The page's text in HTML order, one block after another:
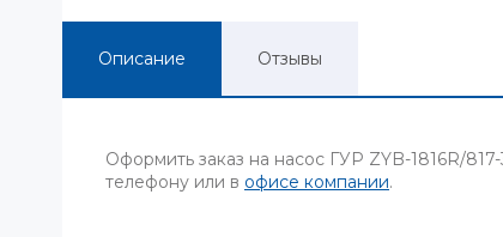
Описание Отзывы
Оформить заказ на насос ГУР ZYB-1816R/
телефону или в офисе компании.